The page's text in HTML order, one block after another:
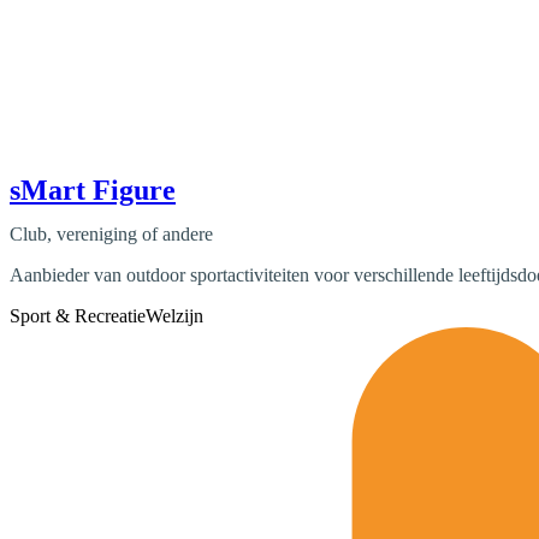
sMart Figure
Club, vereniging of andere
Aanbieder van outdoor sportactiviteiten voor verschillende
Sport & RecreatieWelzijn